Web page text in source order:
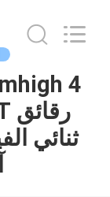
بيت
منتجات
TECHNOLOGY
LIMITED.
Reserved.